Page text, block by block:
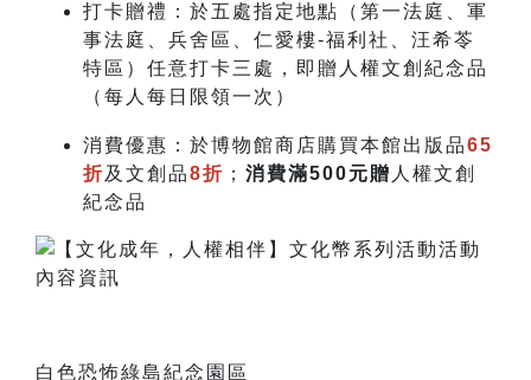
打卡贈禮：於五處指定地點（第一法庭、軍
事法庭、兵舍區、仁愛樓-福利社、汪希苓
特區）任意打卡三處，即贈 人權文創紀念品
（每人每日限領一次）
消費優惠：於博物館商店購買本館出版品65
折及文創品8折 ； 消費滿500元贈 人權文創
紀念品
白色恐怖綠島紀念園區